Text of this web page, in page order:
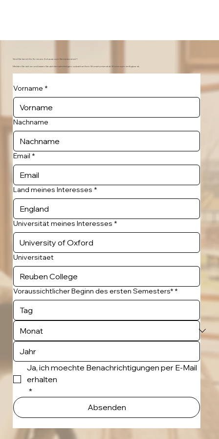
Sind Sie bereit für Ihr neues Zuhause zum Semesterstart?
Melden Sie sich an und lassen Sie sich benachrichtigen, sobald an Ihrer Wunschuniversität Wohnraum verfügbar ist.
Vorname *
Nachname
Email *
Land meines Interesses *
Universität meines Interesses *
Universitaet
Voraussichtlicher Beginn des ersten Semesters* *
Ja, ich moechte Benachrichtigungen per E-Mail
erhalten
*
Absenden